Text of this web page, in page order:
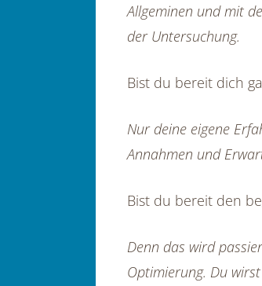
Allgeminen und mit
der Untersuchung.
Bist du bereit dich
Nur deine eigene
Annahmen und
Bist du bereit den
Denn das wird
Optimierung. Du